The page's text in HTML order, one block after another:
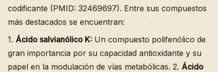
codificante (PMID: 32469697). Entre sus compuestos
más destacados se encuentran:
1. Ácido salvianólico K: Un compuesto polifenólico de
gran importancia por su capacidad antioxidante y su
papel en la modulación de vías metabólicas. 2. Ácido